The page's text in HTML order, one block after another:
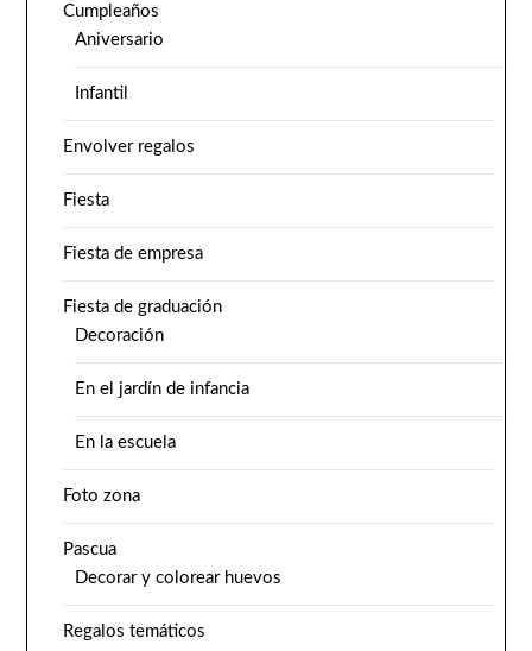
Cumpleaños
Aniversario
Infantil
Envolver regalos
Fiesta
Fiesta de empresa
Fiesta de graduación
Decoración
En el jardín de infancia
En la escuela
Foto zona
Pascua
Decorar y colorear huevos
Regalos temáticos